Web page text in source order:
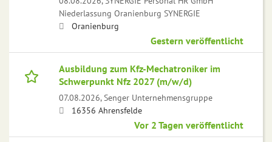
Niederlassung Oranienburg SYNERGIE
Oranienburg
Gestern veröffentlicht
Ausbildung zum Kfz-Mechatroniker im
Schwerpunkt Nfz 2027 (m/w/d)
07.08.2026,Senger Unternehmensgruppe
16356 Ahrensfelde
Vor 2 Tagen veröffentlicht